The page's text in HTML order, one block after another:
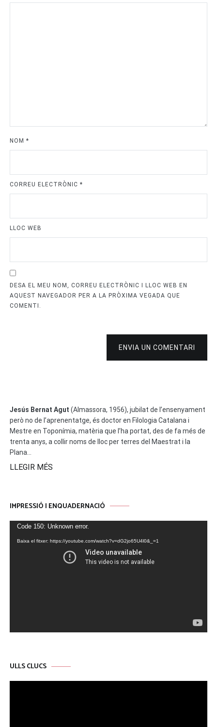
NOM *
CORREU ELECTRÒNIC *
LLOC WEB
DESA EL MEU NOM, CORREU ELECTRÒNIC I LLOC WEB EN
AQUEST NAVEGADOR PER A LA PRÒXIMA VEGADA QUE
COMENTI.
ENVIA UN COMENTARI
Jesús Bernat Agut (Almassora, 1956), jubilat de l’ensenyament
però no de l’aprenentatge, és doctor en Filologia Catalana i
Mestre en Toponímia, matèria que l’ha portat, des de fa més de
trenta anys, a collir noms de lloc per terres del Maestrat i la
Plana...
LLEGIR MÉS
IMPRESSIÓ I ENQUADERNACIÓ
Reproductor
vídeo
Code 150: Unknown error.
Baixa el fitxer: https://youtube.com/watch?v=dG2jo65U4l0&_=1
ULLS CLUCS